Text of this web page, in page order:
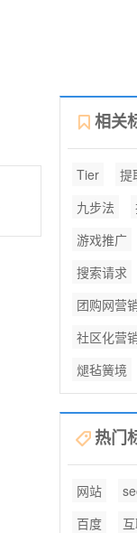
相关
Tier 提
九步法
游戏推广
搜索请求
团购网营
社区化营
煺毡簧境
热门
网站
百度